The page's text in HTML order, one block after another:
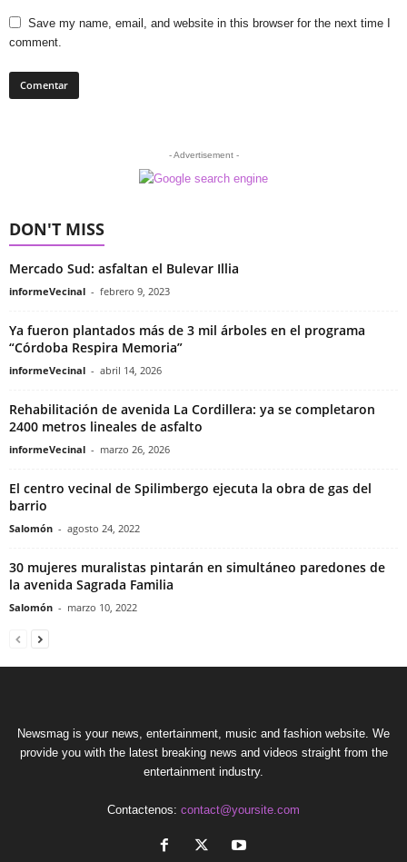
Save my name, email, and website in this browser for the next time I
comment.
- Advertisement -
DON'T MISS
Mercado Sud: asfaltan el Bulevar Illia
informeVecinal - febrero 9, 2023
Ya fueron plantados más de 3 mil árboles en el programa
“Córdoba Respira Memoria”
informeVecinal - abril 14, 2026
Rehabilitación de avenida La Cordillera: ya se completaron
2400 metros lineales de asfalto
informeVecinal - marzo 26, 2026
El centro vecinal de Spilimbergo ejecuta la obra de gas del
barrio
Salomón - agosto 24, 2022
30 mujeres muralistas pintarán en simultáneo paredones de
la avenida Sagrada Familia
Salomón - marzo 10, 2022
Newsmag is your news, entertainment, music and fashion website. We
provide you with the latest breaking news and videos straight from the
entertainment industry.
Contactenos: contact@yoursite.com